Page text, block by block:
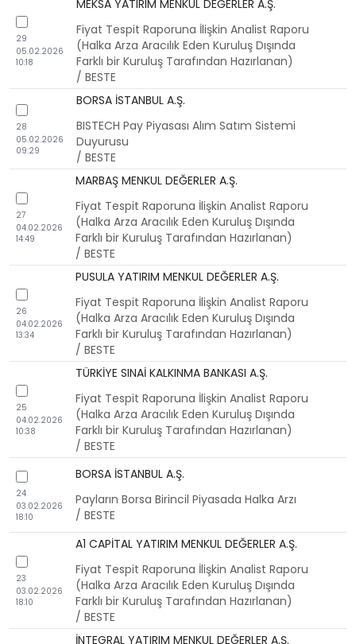
checkbox
29
05.02.2026
10:18
MEKSA YATIRIM MENKUL DEĞERLER A.Ş.
Fiyat Tespit Raporuna İlişkin Analist Raporu
(Halka Arza Aracılık Eden Kuruluş Dışında
Farklı bir Kuruluş Tarafından Hazırlanan)
/ BESTE
checkbox
28
05.02.2026
09:29
BORSA İSTANBUL A.Ş.
BISTECH Pay Piyasası Alım Satım Sistemi
Duyurusu
/ BESTE
checkbox
27
04.02.2026
14:49
MARBAŞ MENKUL DEĞERLER A.Ş.
Fiyat Tespit Raporuna İlişkin Analist Raporu
(Halka Arza Aracılık Eden Kuruluş Dışında
Farklı bir Kuruluş Tarafından Hazırlanan)
/ BESTE
checkbox
26
04.02.2026
13:34
PUSULA YATIRIM MENKUL DEĞERLER A.Ş.
Fiyat Tespit Raporuna İlişkin Analist Raporu
(Halka Arza Aracılık Eden Kuruluş Dışında
Farklı bir Kuruluş Tarafından Hazırlanan)
/ BESTE
checkbox
25
04.02.2026
10:38
TÜRKİYE SINAİ KALKINMA BANKASI A.Ş.
Fiyat Tespit Raporuna İlişkin Analist Raporu
(Halka Arza Aracılık Eden Kuruluş Dışında
Farklı bir Kuruluş Tarafından Hazırlanan)
/ BESTE
checkbox
24
03.02.2026
18:10
BORSA İSTANBUL A.Ş.
Payların Borsa Birincil Piyasada Halka Arzı
/ BESTE
checkbox
23
03.02.2026
18:10
A1 CAPİTAL YATIRIM MENKUL DEĞERLER A.Ş.
Fiyat Tespit Raporuna İlişkin Analist Raporu
(Halka Arza Aracılık Eden Kuruluş Dışında
Farklı bir Kuruluş Tarafından Hazırlanan)
/ BESTE
İNTEGRAL YATIRIM MENKUL DEĞERLER A.Ş.